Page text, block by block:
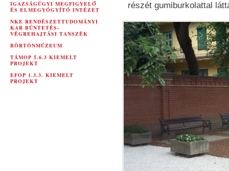
IGAZSÁGÜGYI MEGFIGYELŐ
ÉS ELMEGYÓGYÍTÓ INTÉZET
NKE RENDÉSZETTUDOMÁNYI
KAR BÜNTETÉS-
VÉGREHAJTÁSI TANSZÉK
BÖRTÖNMÚZEUM
TÁMOP 5.6.3 KIEMELT
PROJEKT
EFOP 1.3.3. KIEMELT
PROJEKT
részét gumiburkolattal